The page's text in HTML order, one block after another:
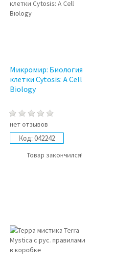
Микромир: Биология
клетки Cytosis: A Cell
Biology
нет отзывов
Код: 042242
Товар закончился!